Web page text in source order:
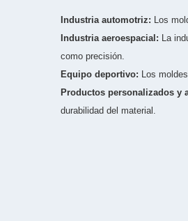
Industria automotriz: Los
Industria aeroespacial: La
como precisión.
Equipo deportivo: Los
Productos personalizados y
durabilidad del material.